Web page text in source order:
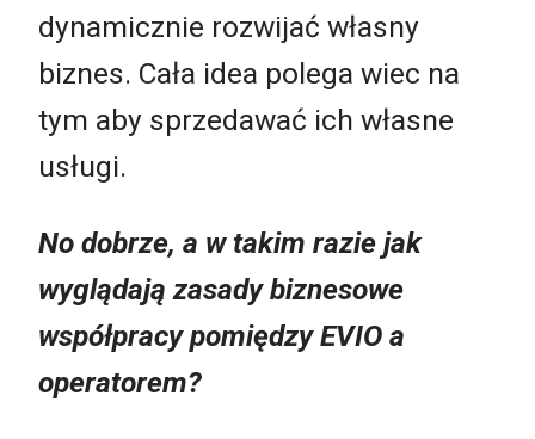
dynamicznie rozwijać własny
biznes. Cała idea polega wiec na
tym aby sprzedawać ich własne
usługi.
No dobrze, a w takim razie jak
wyglądają zasady biznesowe
współpracy pomiędzy EVIO a
operatorem?